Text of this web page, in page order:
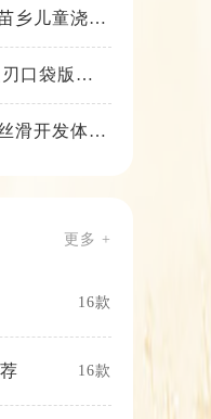
乡儿童浇筑
口袋版》
滑开发体
更多 +
16款
16款